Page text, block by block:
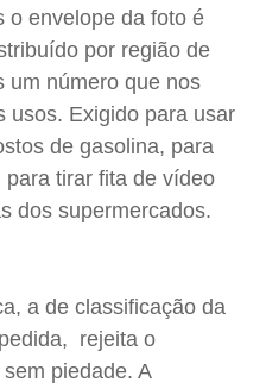
o envelope da foto é
por região de
um número que nos
usos. Exigido para usar
de gasolina, para
tirar fita de vídeo
dos supermercados.
a de classificação da
rejeita o
piedade. A